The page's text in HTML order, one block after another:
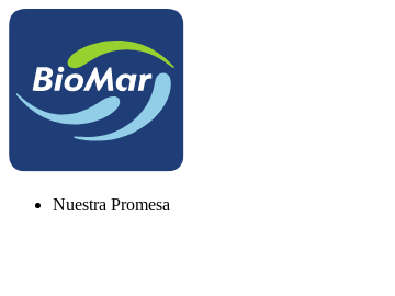
Nuestra Promesa